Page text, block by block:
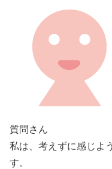
質問さん
私は、考えずに感じよ
す。